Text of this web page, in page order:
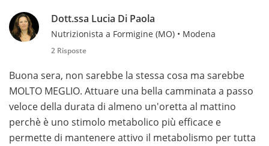
Dott.ssa Lucia Di Paola
Nutrizionista a Formigine (MO) • Modena
2 Risposte
Buona sera, non sarebbe la stessa cosa ma sarebbe
MOLTO MEGLIO. Attuare una bella camminata a passo
veloce della durata di almeno un'oretta al mattino
perchè è uno stimolo metabolico più efficace e
permette di mantenere attivo il metabolismo per tutta